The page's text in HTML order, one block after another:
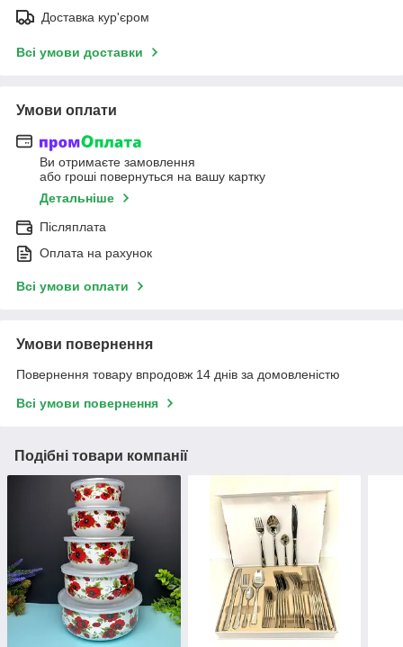
Доставка кур'єром
Всі умови доставки
Умови оплати
Ви отримаєте замовлення
або гроші повернуться на вашу картку
Детальніше
Післяплата
Оплата на рахунок
Всі умови оплати
Умови повернення
Повернення товару впродовж 14 днів за домовленістю
Всі умови повернення
Подібні товари компанії